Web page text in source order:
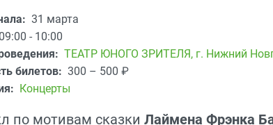
31 марта
09:00 - 10:00
ТЕАТР ЮНОГО ЗРИТЕЛЯ, г. Нижний
билетов: 300 – 500 ₽
Концерты
по мотивам сказки Лаймена Фрэнка